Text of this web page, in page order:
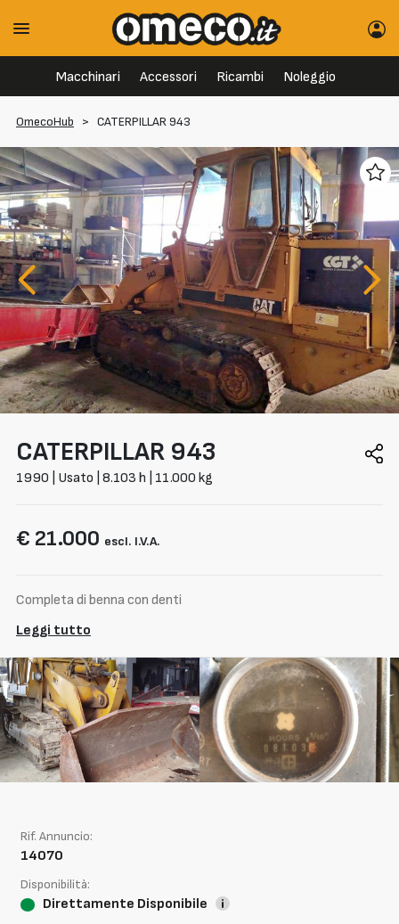
Macchinari Accessori Ricambi Noleggio
OmecoHub > CATERPILLAR 943
CATERPILLAR 943
1990 | Usato | 8.103 h | 11.000 kg
€ 21.000 escl. I.V.A.
Completa di benna con denti
Leggi tutto
Rif. Annuncio:
14070
Disponibilità:
Direttamente Disponibile